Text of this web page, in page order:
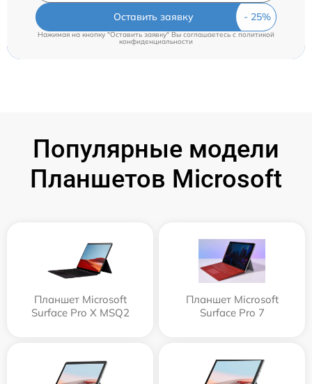
Оставить заявку
Нажимая на кнопку "Оставить заявку" Вы соглашаетесь cполитикой
конфиденциальности
Популярные модели
Планшетов Microsoft
Планшет Microsoft
Surface Pro X MSQ2
Планшет Microsoft
Surface Pro 7